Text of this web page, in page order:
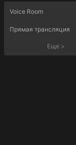
Voice Room
Прямая трансляция
Еще>